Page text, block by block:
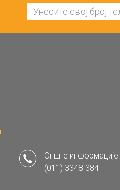
Опште информације:
(011) 3348 384